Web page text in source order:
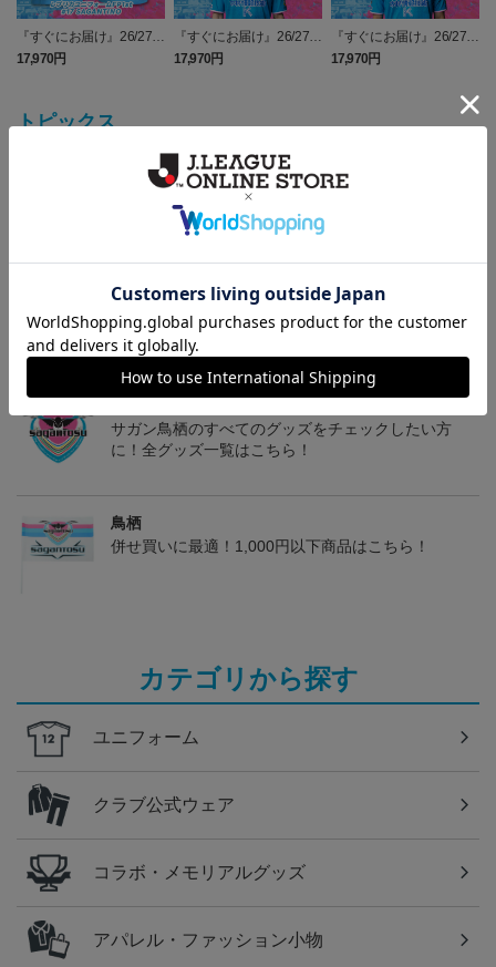
『すぐにお届け』26/27レ
プリカユニフォームFP1st
No.17 SAGANTINO
17,970円
『すぐにお届け』26/27レ
プリカユニフォームFP1st
No.16 西澤 健太
17,970円
『すぐにお届け』26/27レ
プリカユニフォームFP1st
No.10 鈴木 大馳
17,970円
トピックス
ユニフォームはこちらをチェック♪
鳥栖
サガン鳥栖のすべてのグッズをチェックしたい方
に！全グッズ一覧はこちら！
鳥栖
併せ買いに最適！1,000円以下商品はこちら！
カテゴリから探す
ユニフォーム
クラブ公式ウェア
コラボ・メモリアルグッズ
アパレル・ファッション小物